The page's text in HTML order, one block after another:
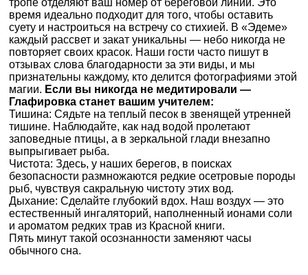
тропе отделяют ваш номер от береговой линии. Это
время идеально подходит для того, чтобы оставить
суету и настроиться на встречу со стихией. В «Эдеме»
каждый рассвет и закат уникальны — небо никогда не
повторяет своих красок. Наши гости часто пишут в
отзывах слова благодарности за эти виды, и мы
признательны каждому, кто делится фотографиями этой
магии. Если вы никогда не медитировали —
Глафировка станет вашим учителем:
Тишина: Сядьте на теплый песок в звенящей утренней
тишине. Наблюдайте, как над водой пролетают
заповедные птицы, а в зеркальной глади внезапно
выпрыгивает рыба.
Чистота: Здесь, у наших берегов, в поисках
безопасности размножаются редкие осетровые породы
рыб, чувствуя сакральную чистоту этих вод.
Дыхание: Сделайте глубокий вдох. Наш воздух — это
естественный ингаляторий, наполненный ионами соли
и ароматом редких трав из Красной книги.
Пять минут такой осознанности заменяют часы
обычного сна.